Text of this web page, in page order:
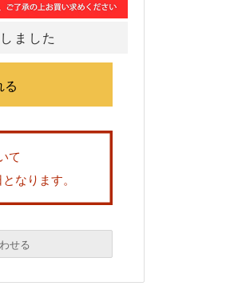
ました
て
なります。
せる